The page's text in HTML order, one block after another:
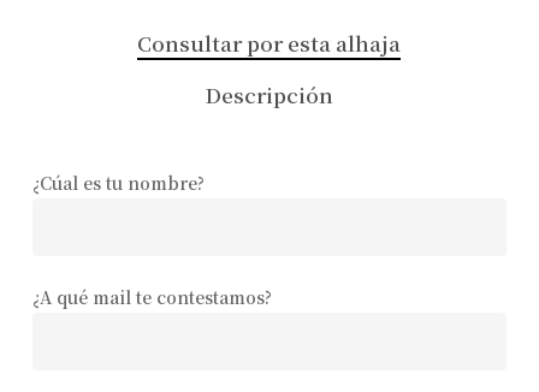
Consultar por esta alhaja
Descripción
¿Cúal es tu nombre?
¿A qué mail te contestamos?